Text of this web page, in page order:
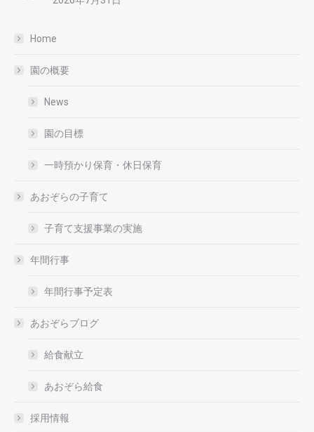
Home
園の概要
News
園の目標
一時預かり保育・休日保育
あおぞらの子育て
子育て支援事業の実施
年間行事
年間行事予定表
あおぞらブログ
給食献立
あおぞら給食
採用情報